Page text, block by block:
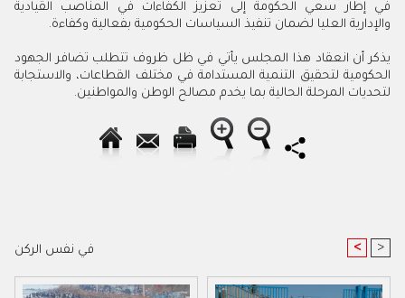
في إطار سعي الحكومة إلى تعزيز الكفاءات في المناصب القيادية
والإدارية العليا لضمان تنفيذ السياسات الحكومية بفعالية وكفاءة.
يذكر أن انعقاد هذا المجلس يأتي في ظل ظروف تتطلب تضافر الجهود
الحكومية لتحقيق التنمية المستدامة في مختلف القطاعات، والاستجابة
لتحديات المرحلة الحالية بما يخدم مصالح الوطن والمواطنين.
في نفس الركن < >